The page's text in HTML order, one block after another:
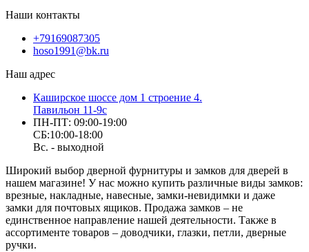
Наши контакты
+79169087305
hoso1991@bk.ru
Наш адрес
Каширское шоссе дом 1 строение 4.
Павильон 11-9с
ПН-ПТ: 09:00-19:00
СБ:10:00-18:00
Вс. - выходной
Широкий выбор дверной фурнитуры и замков для дверей в
нашем магазине! У нас можно купить различные виды замков:
врезные, накладные, навесные, замки-невидимки и даже
замки для почтовых ящиков. Продажа замков – не
единственное направление нашей деятельности. Также в
ассортименте товаров – доводчики, глазки, петли, дверные
ручки.